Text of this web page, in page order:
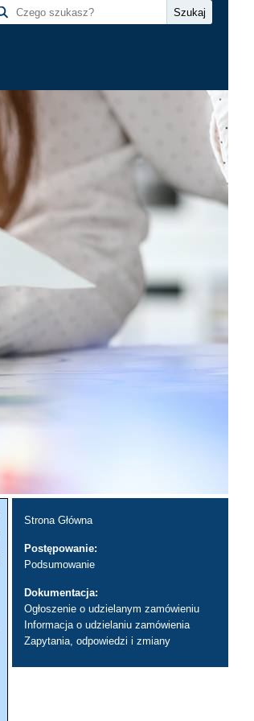
Strona Główna
Postępowanie:
Podsumowanie
Dokumentacja:
Ogłoszenie o udzielanym zamówieniu
Informacja o udzielaniu zamówienia
Zapytania, odpowiedzi i zmiany